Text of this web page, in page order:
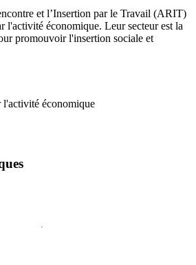
et l’Insertion par le Travail (ARIT)
l'activité économique. Leur secteur est la
promouvoir l'insertion sociale et
l'activité économique